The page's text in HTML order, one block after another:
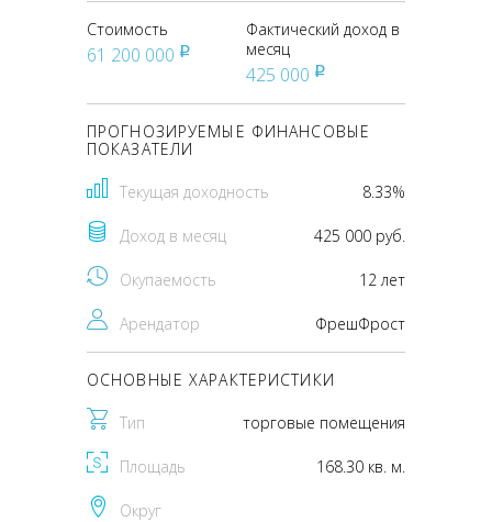
Стоимость
61 200 000 pуб
Фактический доход в
месяц
425 000 pуб
ПРОГНОЗИРУЕМЫЕ ФИНАНСОВЫЕ
ПОКАЗАТЕЛИ
Текущая доходность 8.33%
Доход в месяц 425 000 руб.
Окупаемость 12 лет
Арендатор ФрешФрост
ОСНОВНЫЕ ХАРАКТЕРИСТИКИ
Тип торговые помещения
Площадь 168.30 кв. м.
Округ